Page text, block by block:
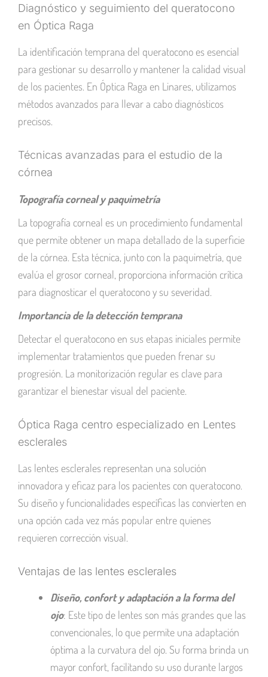
Diagnóstico y seguimiento del queratocono
en Óptica Raga
La identificación temprana del queratocono es esencial
para gestionar su desarrollo y mantener la calidad visual
de los pacientes. En Óptica Raga en Linares, utilizamos
métodos avanzados para llevar a cabo diagnósticos
precisos.
Técnicas avanzadas para el estudio de la
córnea
Topografía corneal y paquimetría
La topografía corneal es un procedimiento fundamental
que permite obtener un mapa detallado de la superficie
de la córnea. Esta técnica, junto con la paquimetría, que
evalúa el grosor corneal, proporciona información crítica
para diagnosticar el queratocono y su severidad.
Importancia de la detección temprana
Detectar el queratocono en sus etapas iniciales permite
implementar tratamientos que pueden frenar su
progresión. La monitorización regular es clave para
garantizar el bienestar visual del paciente.
Óptica Raga centro especializado en Lentes
esclerales
Las lentes esclerales representan una solución
innovadora y eficaz para los pacientes con queratocono.
Su diseño y funcionalidades específicas las convierten en
una opción cada vez más popular entre quienes
requieren corrección visual.
Ventajas de las lentes esclerales
Diseño, confort y adaptación a la forma del
ojo: Este tipo de lentes son más grandes que las
convencionales, lo que permite una adaptación
óptima a la curvatura del ojo. Su forma brinda un
mayor confort, facilitando su uso durante largos